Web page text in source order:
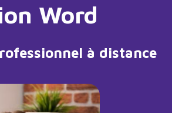
Word
à distance